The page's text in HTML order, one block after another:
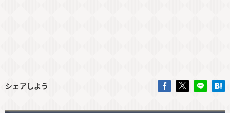
シェアしよう